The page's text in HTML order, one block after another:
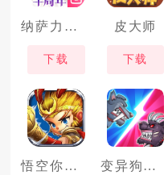
纳萨力克之王
下载
皮大师
下载
悟空你别跑 变异狗大战